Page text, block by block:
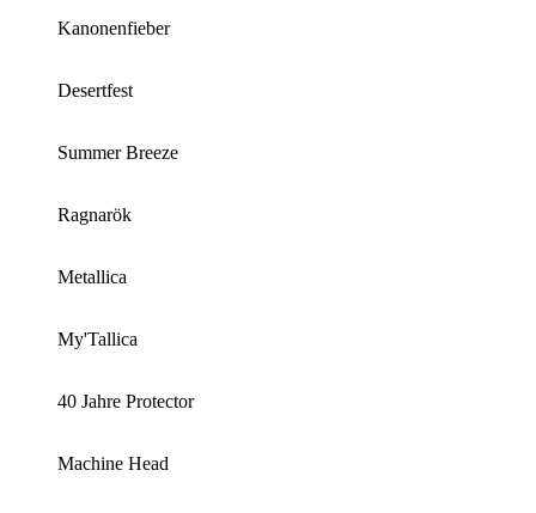
Kanonenfieber
Desertfest
Summer Breeze
Ragnarök
Metallica
My'Tallica
40 Jahre Protector
Machine Head